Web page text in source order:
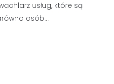
usług, które są
osób…